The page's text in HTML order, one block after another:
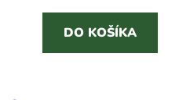
z
5
hviezdičiek.
DO KOŠÍKA